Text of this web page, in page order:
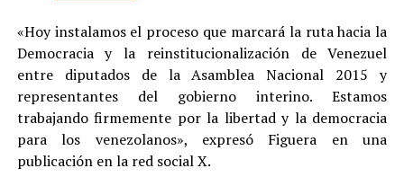
«Hoy instalamos el proceso que marcará la ruta hacia la
Democracia y la reinstitucionalización de Venezuel
entre diputados de la Asamblea Nacional 2015 y
representantes del gobierno interino. Estamos
trabajando firmemente por la libertad y la democracia
para los venezolanos», expresó Figuera en una
publicación en la red social X.